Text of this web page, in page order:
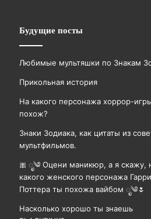
Будущие посты
Любимые мультяшки по Знакам
Прикольная история
На какого персонажа хоррор-
похож?
Знаки Зодиака, как цитаты из
мультфильмов.
🎀 ೃ༄ Оцени маникюр, а я скажу,
какого женского персонажа Гарри
Поттера ты похожа вайбом ೃ༄🌷
Насколько хорошо ты знаешь